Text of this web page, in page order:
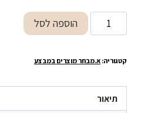
המקורי
היה:
כמות
של
הברכות
הוספה לסל
קטגוריה: א.מבחר מוצרים במבצע
תיאור